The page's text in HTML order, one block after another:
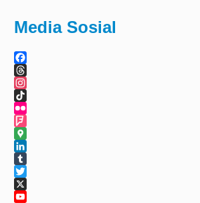
Media Sosial
Facebook
Threads
Instagram
TikTok
Flickr
Foursquare
Google
Maps
LinkedIn
Tumblr
Twitter
X